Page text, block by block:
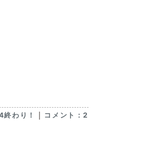
わり！ ｜ コメント：2